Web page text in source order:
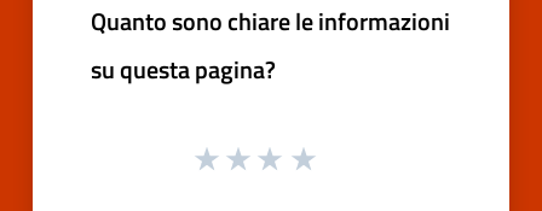
Quanto sono chiare le informazioni
su questa pagina?